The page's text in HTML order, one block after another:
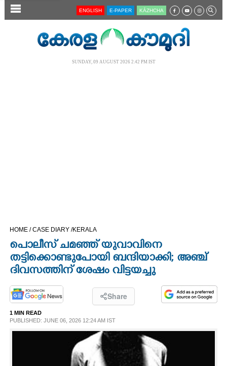
SECTIONS
OPINION
PHOTOS
LIFESTYLE
ENGLISH E-PAPER KĀZHCHA
SUNDAY, 09 AUGUST 2026 2.42 PM IST
HOME /CASE DIARY /KERALA
പൊലീസ് ചമഞ്ഞ് യുവാവിനെ
തട്ടിക്കൊണ്ടുപോയി ബന്ദിയാക്കി; അഞ്ച്
ദിവസത്തിന് ശേഷം വിട്ടയച്ചു
Share
1 MIN READ
PUBLISHED: JUNE 06, 2026 12:24 AM IST